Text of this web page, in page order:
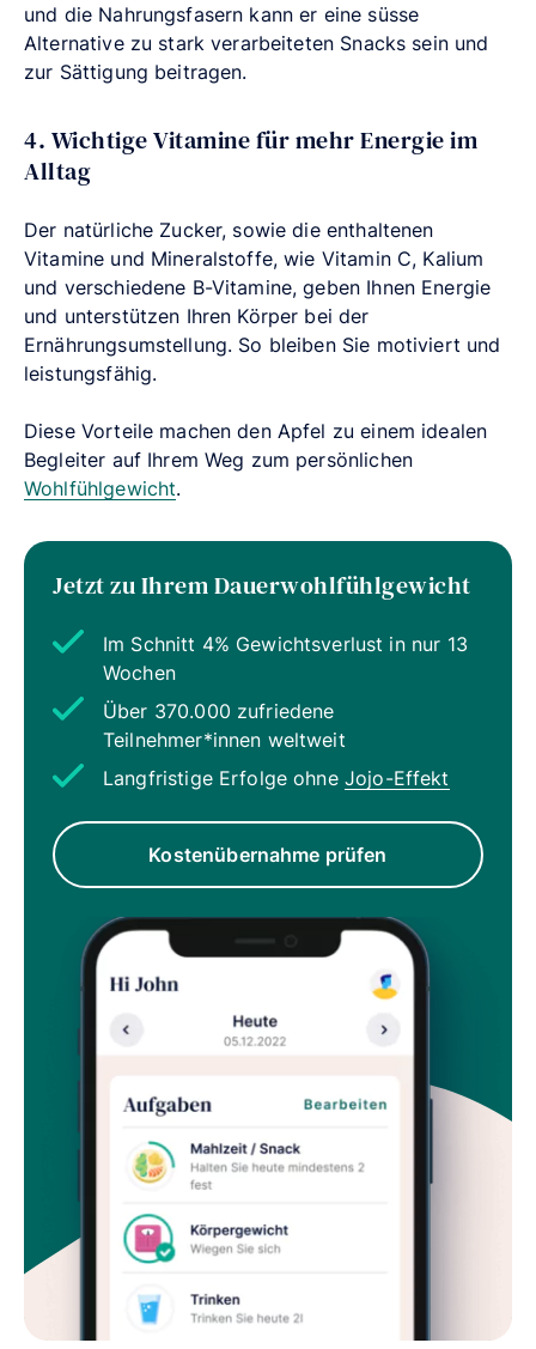
und die Nahrungsfasern kann er eine süsse
Alternative zu stark verarbeiteten Snacks sein und
zur Sättigung beitragen.
4. Wichtige Vitamine für mehr Energie im
Alltag
Der natürliche Zucker, sowie die enthaltenen
Vitamine und Mineralstoffe, wie Vitamin C, Kalium
und verschiedene B-Vitamine, geben Ihnen Energie
und unterstützen Ihren Körper bei der
Ernährungsumstellung. So bleiben Sie motiviert und
leistungsfähig.
Diese Vorteile machen den Apfel zu einem idealen
Begleiter auf Ihrem Weg zum persönlichen
Wohlfühlgewicht.
Jetzt zu Ihrem Dauerwohlfühlgewicht
Im Schnitt 4% Gewichtsverlust in nur 13
Wochen
Über 370.000 zufriedene
Teilnehmer*innen weltweit
Langfristige Erfolge ohne Jojo-Effekt
Kostenübernahme prüfen